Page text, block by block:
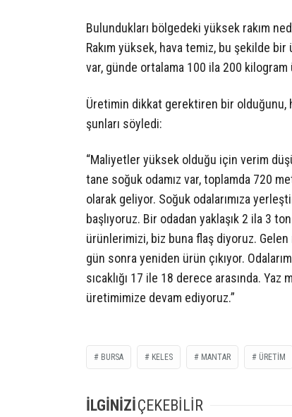
Bulundukları bölgedeki yüksek rakım
Rakım yüksek, hava temiz, bu şekilde bir
var, günde ortalama 100 ila 200 kilogram
Üretimin dikkat gerektiren bir olduğunu,
şunları söyledi:
“Maliyetler yüksek olduğu için verim
tane soğuk odamız var, toplamda 720
olarak geliyor. Soğuk odalarımıza
başlıyoruz. Bir odadan yaklaşık 2 ila 3
ürünlerimizi, biz buna flaş diyoruz.
gün sonra yeniden ürün çıkıyor.
sıcaklığı 17 ile 18 derece arasında.
üretimimize devam ediyoruz.”
BURSA KELES MANTAR ÜRETIM
İLGİNİZİÇEKEBİLİR